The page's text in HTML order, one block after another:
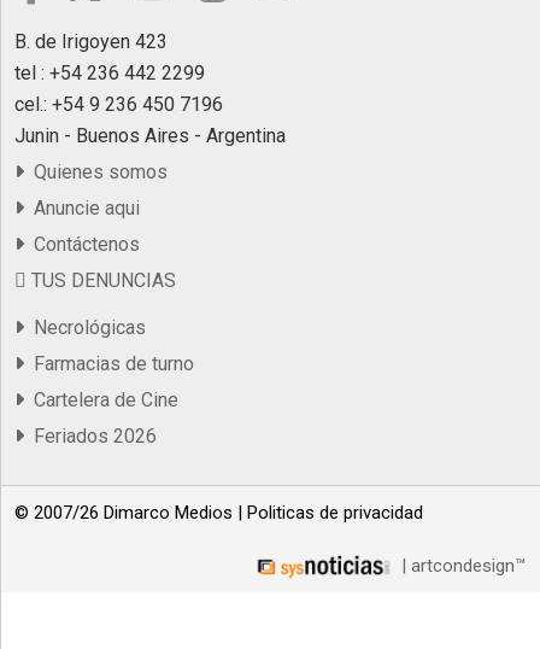
B. de Irigoyen 423
tel : +54 236 442 2299
cel.: +54 9 236 450 7196
Junin - Buenos Aires - Argentina
Quienes somos
Anuncie aqui
Contáctenos
TUS DENUNCIAS
Necrológicas
Farmacias de turno
Cartelera de Cine
Feriados 2026
© 2007/26 Dimarco Medios | Politicas de privacidad
| artcondesign™